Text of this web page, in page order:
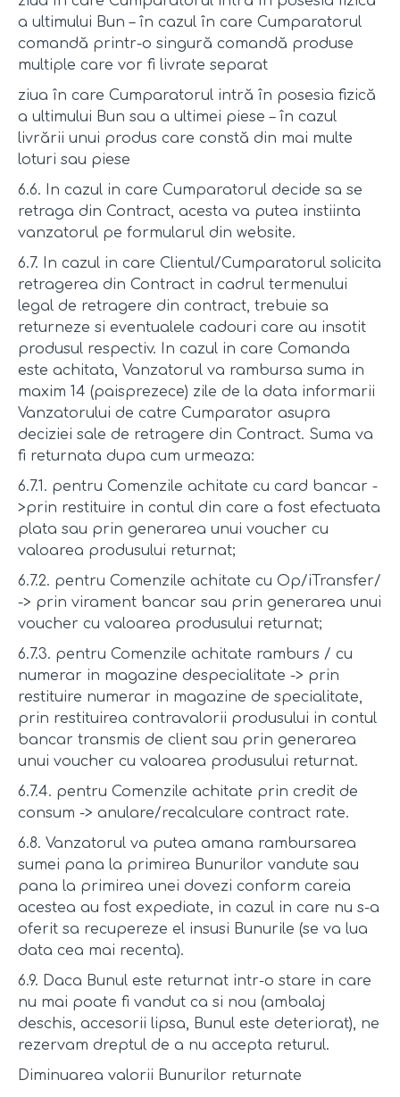
a ultimului Bun – în cazul în care Cumparatorul
comandă printr-o singură comandă produse
multiple care vor fi livrate separat
ziua în care Cumparatorul intră în posesia fizică
a ultimului Bun sau a ultimei piese – în cazul
livrării unui produs care constă din mai multe
loturi sau piese
6.6. In cazul in care Cumparatorul decide sa se
retraga din Contract, acesta va putea instiinta
vanzatorul pe formularul din website.
6.7. In cazul in care Clientul/Cumparatorul solicita
retragerea din Contract in cadrul termenului
legal de retragere din contract, trebuie sa
returneze si eventualele cadouri care au insotit
produsul respectiv. In cazul in care Comanda
este achitata, Vanzatorul va rambursa suma in
maxim 14 (paisprezece) zile de la data informarii
Vanzatorului de catre Cumparator asupra
deciziei sale de retragere din Contract. Suma va
fi returnata dupa cum urmeaza:
6.7.1. pentru Comenzile achitate cu card bancar -
>prin restituire in contul din care a fost efectuata
plata sau prin generarea unui voucher cu
valoarea produsului returnat;
6.7.2. pentru Comenzile achitate cu Op/iTransfer/
-> prin virament bancar sau prin generarea unui
voucher cu valoarea produsului returnat;
6.7.3. pentru Comenzile achitate ramburs / cu
numerar in magazine despecialitate -> prin
restituire numerar in magazine de specialitate,
prin restituirea contravalorii produsului in contul
bancar transmis de client sau prin generarea
unui voucher cu valoarea produsului returnat.
6.7.4. pentru Comenzile achitate prin credit de
consum -> anulare/recalculare contract rate.
6.8. Vanzatorul va putea amana rambursarea
sumei pana la primirea Bunurilor vandute sau
pana la primirea unei dovezi conform careia
acestea au fost expediate, in cazul in care nu s-a
oferit sa recupereze el insusi Bunurile (se va lua
data cea mai recenta).
6.9. Daca Bunul este returnat intr-o stare in care
nu mai poate fi vandut ca si nou (ambalaj
deschis, accesorii lipsa, Bunul este deteriorat), ne
rezervam dreptul de a nu accepta returul.
Diminuarea valorii Bunurilor returnate